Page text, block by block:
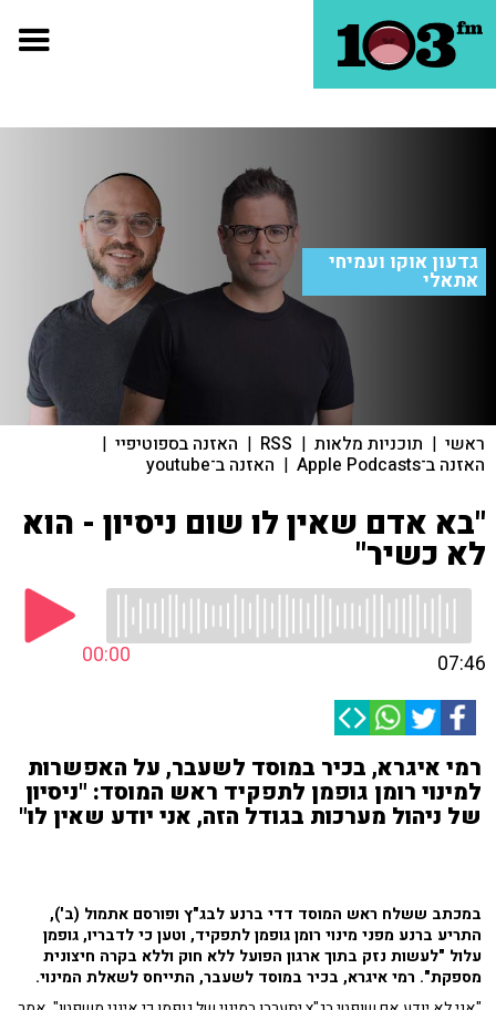
גדעון אוקו ועמיחי
אתאלי
ראשי | תוכניות מלאות |
RSS
| האזנה בספוטיפיי |
האזנה ב־Apple Podcasts | האזנה ב־youtube
"בא אדם שאין לו שום ניסיון - הוא
לא כשיר"
00:00 07:46
רמי איגרא, בכיר במוסד לשעבר, על האפשרות
למינוי רומן גופמן לתפקיד ראש המוסד: "ניסיון
של ניהול מערכות בגודל הזה, אני יודע שאין לו"
במכתב ששלח ראש המוסד דדי ברנע לבג"ץ ופורסם אתמול (ב'),
התריע ברנע מפני מינוי רומן גופמן לתפקיד, וטען כי לדבריו, גופמן
עלול "לעשות נזק בתוך ארגון הפועל ללא חוק וללא בקרה חיצונית
מספקת". רמי איגרא, בכיר במוסד לשעבר, התייחס לשאלת המינוי.